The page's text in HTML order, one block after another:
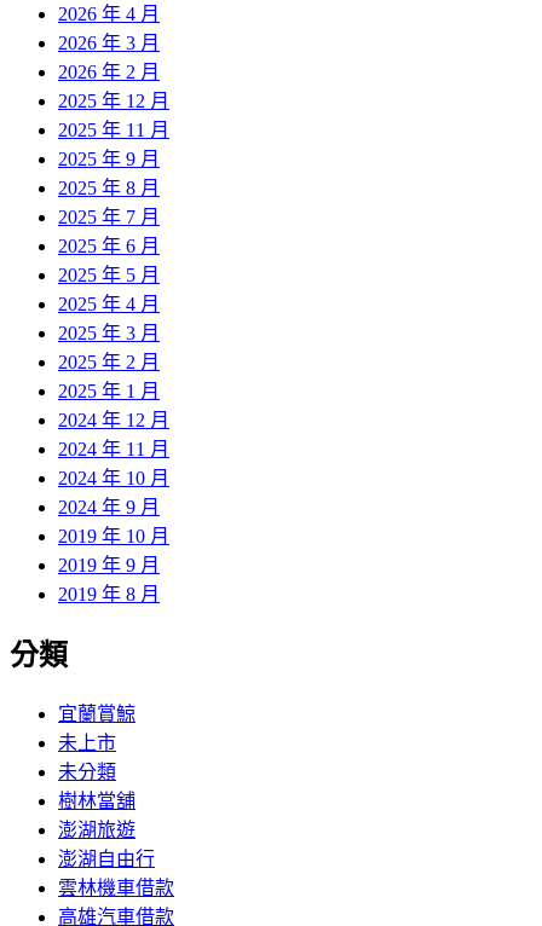
2026 年 4 月
2026 年 3 月
2026 年 2 月
2025 年 12 月
2025 年 11 月
2025 年 9 月
2025 年 8 月
2025 年 7 月
2025 年 6 月
2025 年 5 月
2025 年 4 月
2025 年 3 月
2025 年 2 月
2025 年 1 月
2024 年 12 月
2024 年 11 月
2024 年 10 月
2024 年 9 月
2019 年 10 月
2019 年 9 月
2019 年 8 月
分類
宜蘭賞鯨
未上市
未分類
樹林當舖
澎湖旅遊
澎湖自由行
雲林機車借款
高雄汽車借款